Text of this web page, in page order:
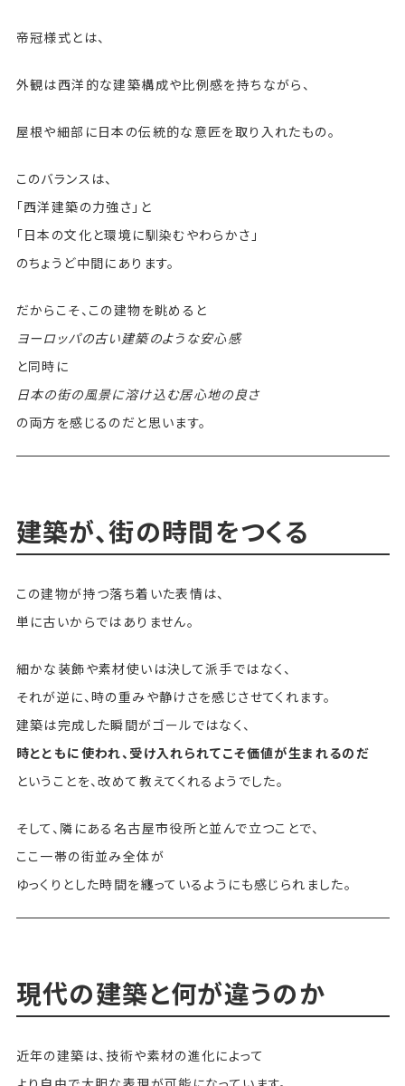
帝冠様式とは、
外観は西洋的な建築構成や比例感を持ちながら、
屋根や細部に日本の伝統的な意匠を取り入れたもの。
このバランスは、
「西洋建築の力強さ」と
「日本の文化と環境に馴染むやわらかさ」
のちょうど中間にあります。
だからこそ、この建物を眺めると
ヨーロッパの古い建築のような安心感
と同時に
日本の街の風景に溶け込む居心地の良さ
の両方を感じるのだと思います。
建築が、街の時間をつくる
この建物が持つ落ち着いた表情は、
単に古いからではありません。
細かな装飾や素材使いは決して派手ではなく、
それが逆に、時の重みや静けさを感じさせてくれます。
建築は完成した瞬間がゴールではなく、
時とともに使われ、受け入れられてこそ価値が生まれるのだ
ということを、改めて教えてくれるようでした。
そして、隣にある名古屋市役所と並んで立つことで、
ここ一帯の街並み全体が
ゆっくりとした時間を纏っているようにも感じられました。
現代の建築と何が違うのか
近年の建築は、技術や素材の進化によって